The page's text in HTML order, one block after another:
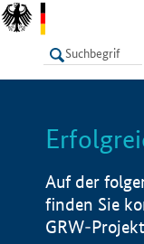
LISTE
Auf der
finden Sie
GRW-